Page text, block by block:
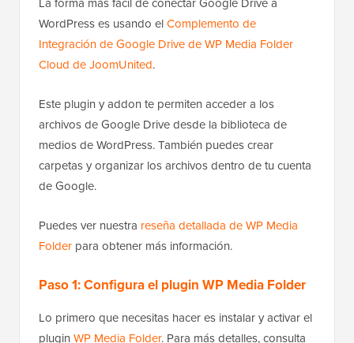
WordPress es usando elComplemento de
Integración de Google Drive de WP Media Folder
Cloud de JoomUnited.
Este plugin y addon te permiten acceder a los
archivos de Google Drive desde la biblioteca de
medios de WordPress. También puedes crear
carpetas y organizar los archivos dentro de tu cuenta
de Google.
Puedes ver nuestra reseña detallada de WP Media
Folder para obtener más información.
Paso 1: Configura el plugin WP Media Folder
Lo primero que necesitas hacer es instalar y activar el
plugin WP Media Folder. Para más detalles, consulta